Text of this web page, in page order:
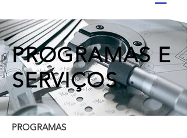
PROGRAMAS E
SERVIÇOS
PROGRAMAS